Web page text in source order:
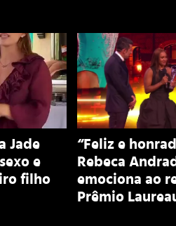
Jade
e
filho
“Feliz e
Rebeca
emociona ao
Prêmio